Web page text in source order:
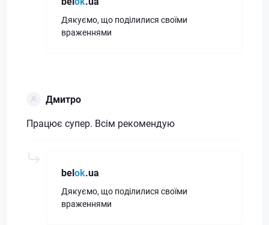
Дякуємо, що поділилися своїми
враженнями
Дмитро
Працює супер. Всім рекомендую
belok.ua
Дякуємо, що поділилися своїми
враженнями